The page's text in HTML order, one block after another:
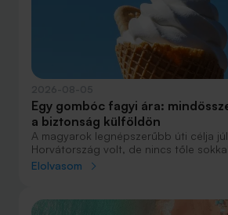
Egy gombóc fagyi ára:
a biztonság külföldön
A magyarok legnépszerűbb úti célja
Horvátország volt, de nincs tőle
júniust megnyerő Olaszország sem. A
nyaralásnak, mint repülővel.
Elolvasom